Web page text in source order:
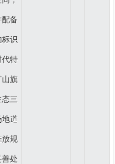
配备
标识
代特
山旗
态三
地道
放规
善处